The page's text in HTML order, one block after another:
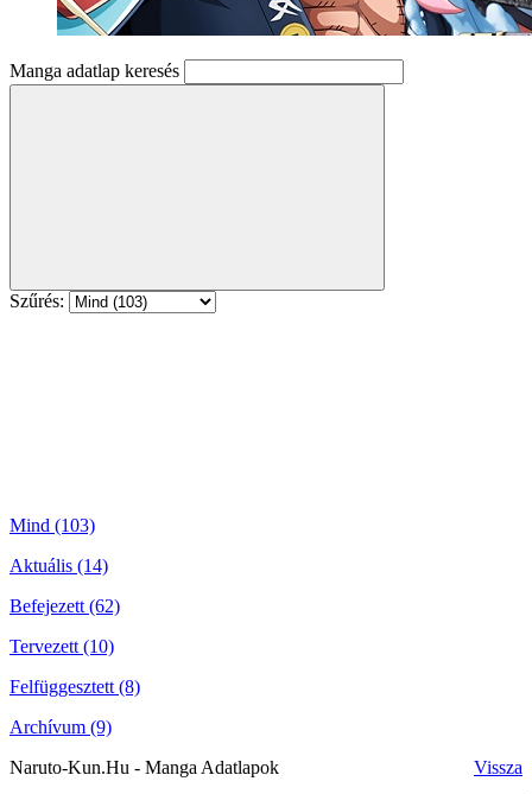
Manga adatlap keresés
Szűrés:
Mind (103)
Aktuális (14)
Befejezett (62)
Tervezett (10)
Felfüggesztett (8)
Archívum (9)
Naruto-Kun.Hu - Manga Adatlapok
Vissza